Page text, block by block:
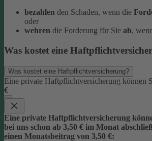
bezahlen den Schaden, wenn die
oder
wehren die Forderung für Sie ab,
Was kostet eine
Was kostet eine Haftpflichtversicherung?
Eine private Haftpflichtversicherung können
€
Eine private Haftpflichtversicherung
bei uns schon ab 3,50 € im Monat
einen Monatsbeitrag von 3,50 €: